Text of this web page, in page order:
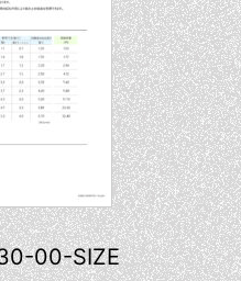
00-SIZE